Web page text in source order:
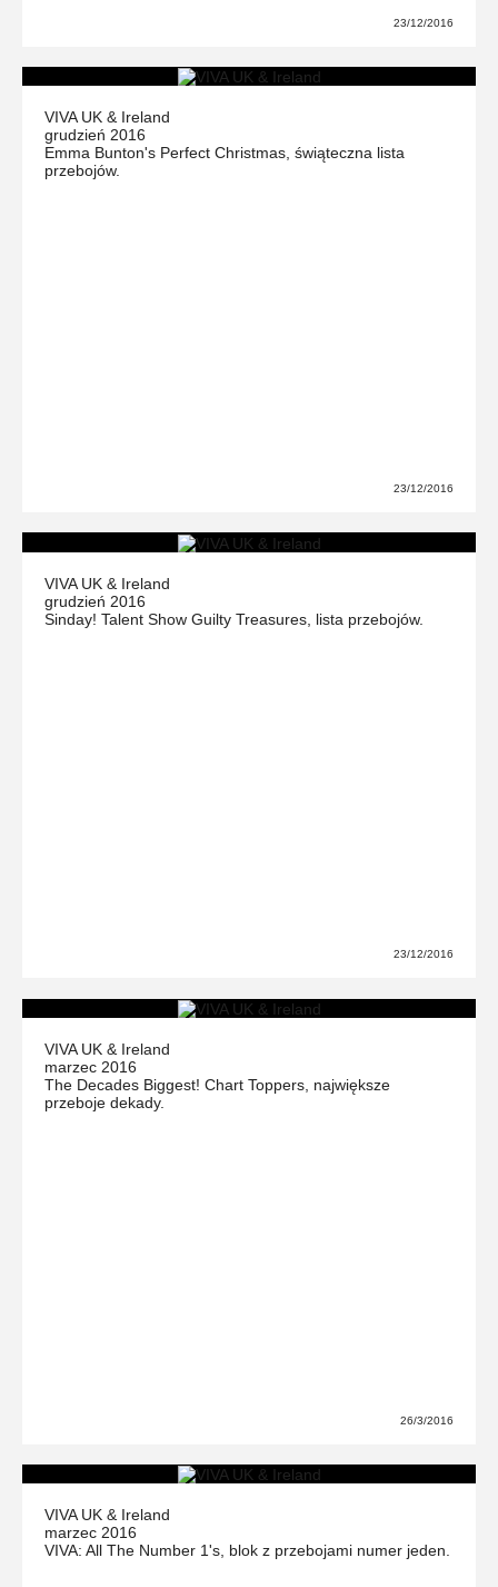
23/12/2016
VIVA UK & Ireland
grudzień 2016
Emma Bunton's Perfect Christmas, świąteczna lista
przebojów.
23/12/2016
VIVA UK & Ireland
grudzień 2016
Sinday! Talent Show Guilty Treasures, lista przebojów.
23/12/2016
VIVA UK & Ireland
marzec 2016
The Decades Biggest! Chart Toppers, największe
przeboje dekady.
26/3/2016
VIVA UK & Ireland
marzec 2016
VIVA: All The Number 1's, blok z przebojami numer jeden.